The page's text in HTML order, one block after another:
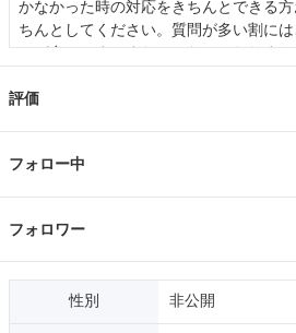
かなかった時の対応をきちんとできる
ちんとしてください。質問が多い割に
とが多いです。また、こなかったりす
わせの時点からきちんと守れる方よろ
評価
フォロー中
フォロワー
性別 非公開